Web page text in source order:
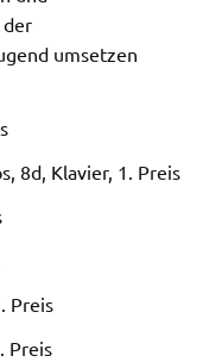
umsetzen
8d, Klavier, 1. Preis
Preis
Preis